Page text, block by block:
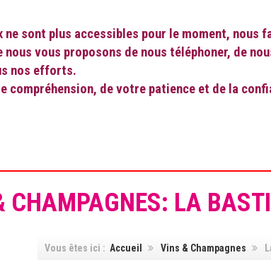
ne sont plus accessibles pour le moment,
vous proposons de nous téléphoner, de
nos efforts.
compréhension, de votre patience et de la
CHAMPAGNES: LA
Vous êtes ici : Accueil Vins & Champagnes